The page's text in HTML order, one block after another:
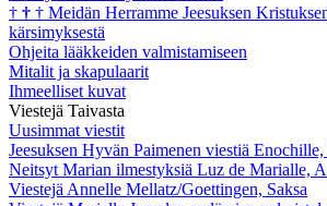
† † † Meidän Herramme Jeesuksen
kärsimyksestä
Ohjeita lääkkeiden valmistamiseen
Mitalit ja skapulaarit
Ihmeelliset kuvat
Viestejä Taivasta
Uusimmat viestit
Jeesuksen Hyvän Paimenen viestiä
Neitsyt Marian ilmestyksiä Luz de Marialle,
Viestejä Annelle Mellatz/Goettingen, Saksa